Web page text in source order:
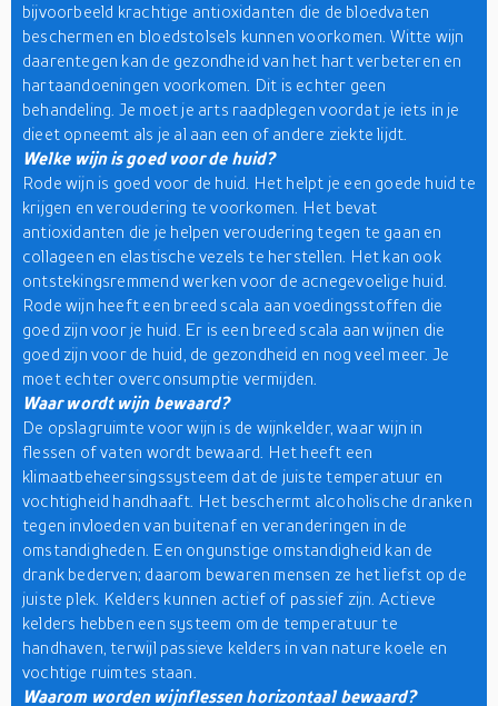
bijvoorbeeld krachtige antioxidanten die de bloedvaten
beschermen en bloedstolsels kunnen voorkomen. Witte wijn
daarentegen kan de gezondheid van het hart verbeteren en
hartaandoeningen voorkomen. Dit is echter geen
behandeling. Je moet je arts raadplegen voordat je iets in je
dieet opneemt als je al aan een of andere ziekte lijdt.
Welke wijn is goed voor de huid?
Rode wijn is goed voor de huid. Het helpt je een goede huid te
krijgen en veroudering te voorkomen. Het bevat
antioxidanten die je helpen veroudering tegen te gaan en
collageen en elastische vezels te herstellen. Het kan ook
ontstekingsremmend werken voor de acnegevoelige huid.
Rode wijn heeft een breed scala aan voedingsstoffen die
goed zijn voor je huid. Er is een breed scala aan wijnen die
goed zijn voor de huid, de gezondheid en nog veel meer. Je
moet echter overconsumptie vermijden.
Waar wordt wijn bewaard?
De opslagruimte voor wijn is de wijnkelder, waar wijn in
flessen of vaten wordt bewaard. Het heeft een
klimaatbeheersingssysteem dat de juiste temperatuur en
vochtigheid handhaaft. Het beschermt alcoholische dranken
tegen invloeden van buitenaf en veranderingen in de
omstandigheden. Een ongunstige omstandigheid kan de
drank bederven; daarom bewaren mensen ze het liefst op de
juiste plek. Kelders kunnen actief of passief zijn. Actieve
kelders hebben een systeem om de temperatuur te
handhaven, terwijl passieve kelders in van nature koele en
vochtige ruimtes staan.
Waarom worden wijnflessen horizontaal bewaard?